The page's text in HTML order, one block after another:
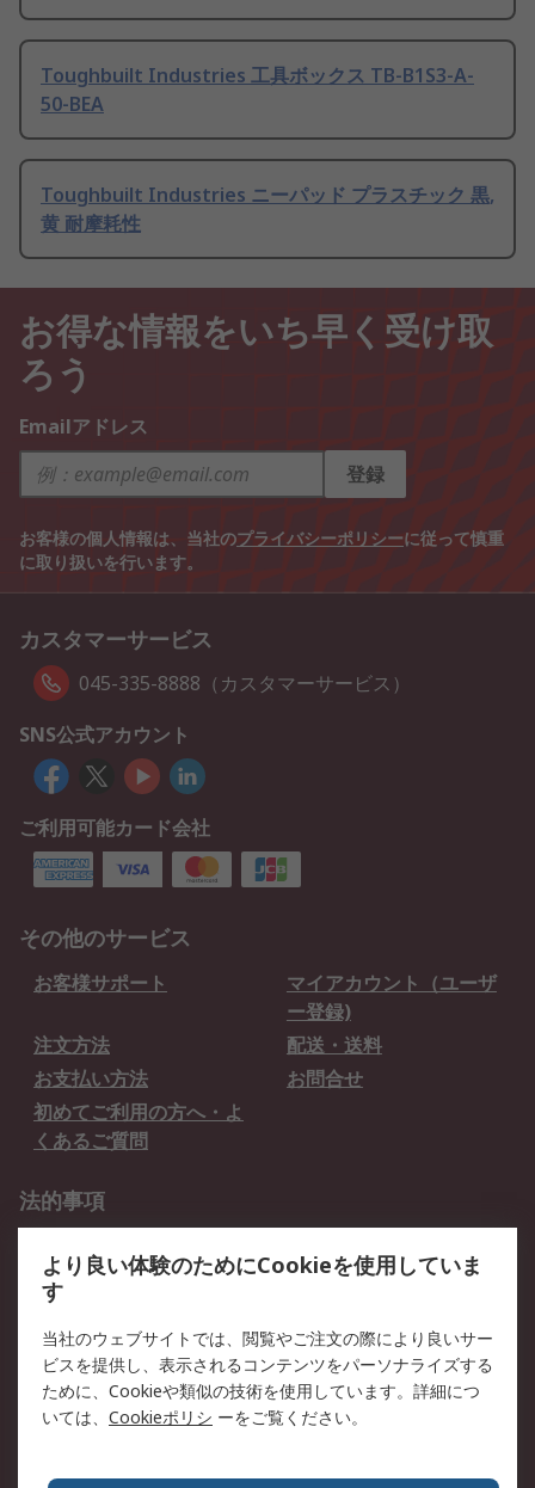
Toughbuilt Industries 工具ボックス TB-B1S3-A-
50-BEA
Toughbuilt Industries ニーパッド プラスチック 黒,
黄 耐摩耗性
お得な情報をいち早く受け取
ろう
Emailアドレス
登録
お客様の個人情報は、当社のプライバシーポリシーに従って慎重
に取り扱いを行います。
カスタマーサービス
045-335-8888（カスタマーサービス）
SNS公式アカウント
ご利用可能カード会社
その他のサービス
お客様サポート
マイアカウント（ユーザ
ー登録)
注文方法
配送・送料
お支払い方法
お問合せ
初めてご利用の方へ・よ
くあるご質問
法的事項
クッキーポリシー
RSについて
会社概要
採用情報
プレスリリース＆お知ら
コーポレートサイト
全世界のRS RSの歴史
より良い体験のためにCookieを使用していま
す
当社のウェブサイトでは、閲覧やご注文の際により良いサー
ビスを提供し、表示されるコンテンツをパーソナライズする
ために、Cookieや類似の技術を使用しています。詳細につ
いては、 Cookieポリシ ーをご覧ください。